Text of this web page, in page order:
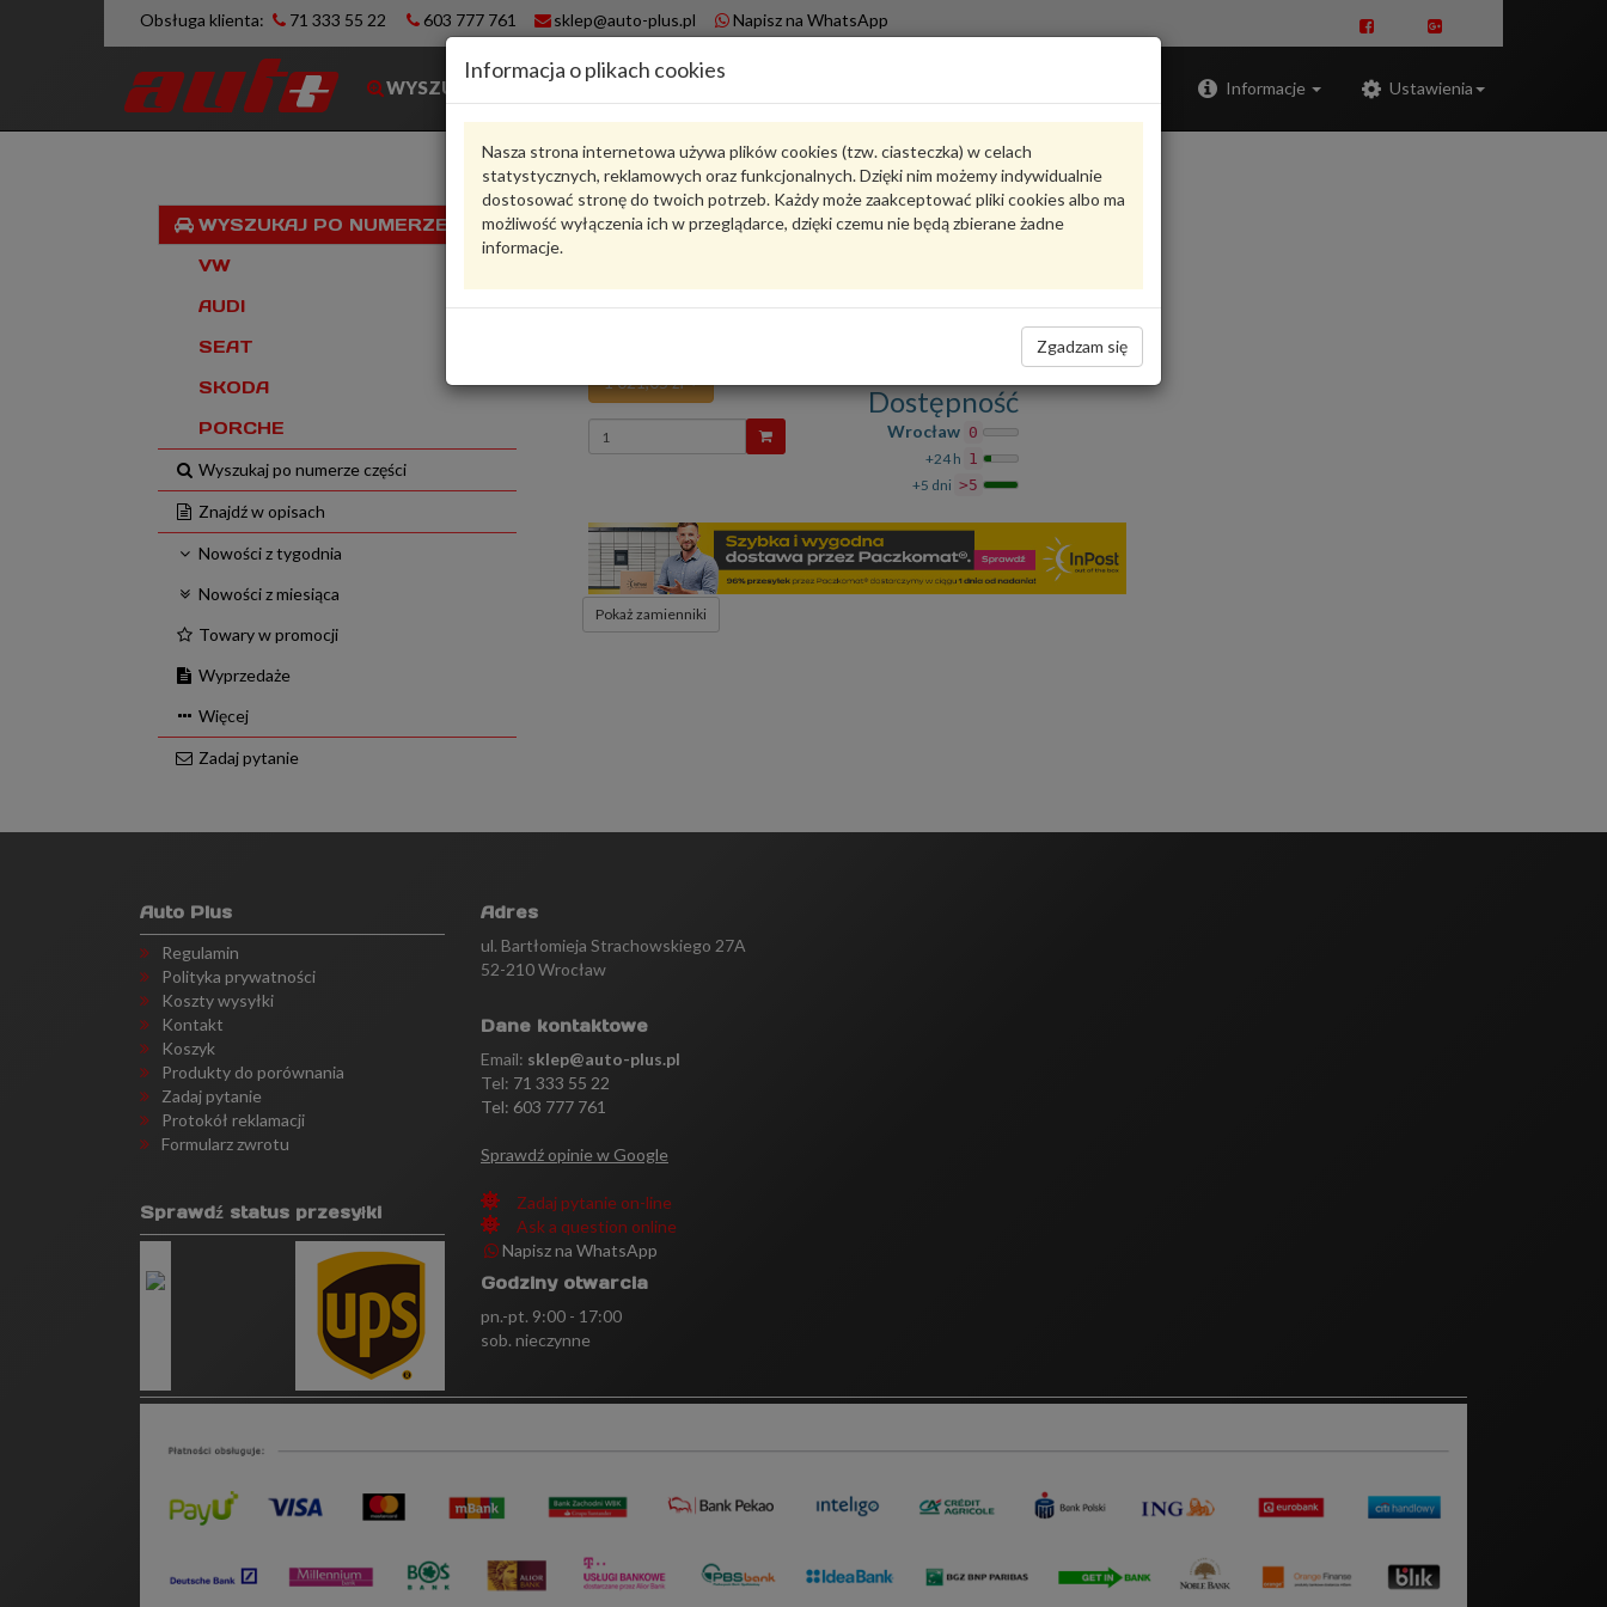
Obsługa klienta: 71 333 55 22 603 777 761 sklep@auto-plus.pl Napisz na WhatsApp
WYSZUKIWARKA Informacje Ustawienia
Informacja o plikach cookies
Nasza strona internetowa używa plików cookies (tzw. ciasteczka) w celach
statystycznych, reklamowych oraz funkcjonalnych. Dzięki nim możemy indywidualnie
dostosować stronę do twoich potrzeb. Każdy może zaakceptować pliki cookies albo ma
możliwość wyłączenia ich w przeglądarce, dzięki czemu nie będą zbierane żadne
informacje.
Zgadzam się
WYSZUKAJ PO NUMERZE VIN
VW
AUDI
SEAT
SKODA
PORCHE
Wyszukaj po numerze części
Znajdź w opisach
Nowości z tygodnia
Nowości z miesiąca
Towary w promocji
Wyprzedaże
Więcej
Zadaj pytanie
Karta produktu
VAG - produkt oryginalny VW AUDI SEAT SKODA
Wiązka elektryczna zderzaka 8U0971085Q VAG
1 021,05 zł
Wprowadź
ilość
Dostępność
Wrocław 0
+24 h 1
+5 dni >5
Pokaż zamienniki
Auto Plus
Regulamin
Polityka prywatności
Koszty wysyłki
Kontakt
Koszyk
Produkty do porównania
Zadaj pytanie
Protokół reklamacji
Formularz zwrotu
Sprawdź status przesyłki
Adres
ul. Bartłomieja Strachowskiego 27A
52-210 Wrocław
Dane kontaktowe
Email: sklep@auto-plus.pl
Tel: 71 333 55 22
Tel: 603 777 761
Sprawdź opinie w Google
Zadaj pytanie on-line
Ask a question online
Napisz na WhatsApp
Godziny otwarcia
pn.-pt. 9:00 - 17:00
sob. nieczynne